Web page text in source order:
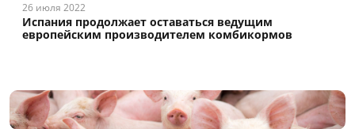
26 июля 2022
Испания продолжает оставаться ведущим
европейским производителем комбикормов